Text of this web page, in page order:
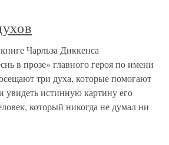
Чарльза Диккенса
в прозе» главного героя по имени
три духа, которые помогают
увидеть истинную картину его
который никогда не думал ни